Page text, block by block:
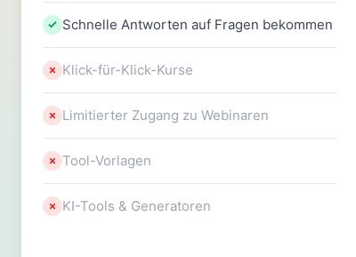
Schnelle Antworten auf Fragen bekommen
Klick-für-Klick-Kurse
Limitierter Zugang zu Webinaren
Tool-Vorlagen
KI-Tools & Generatoren